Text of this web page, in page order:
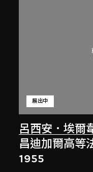
呂西安．埃爾
展出中
昌迪加爾高等
1955